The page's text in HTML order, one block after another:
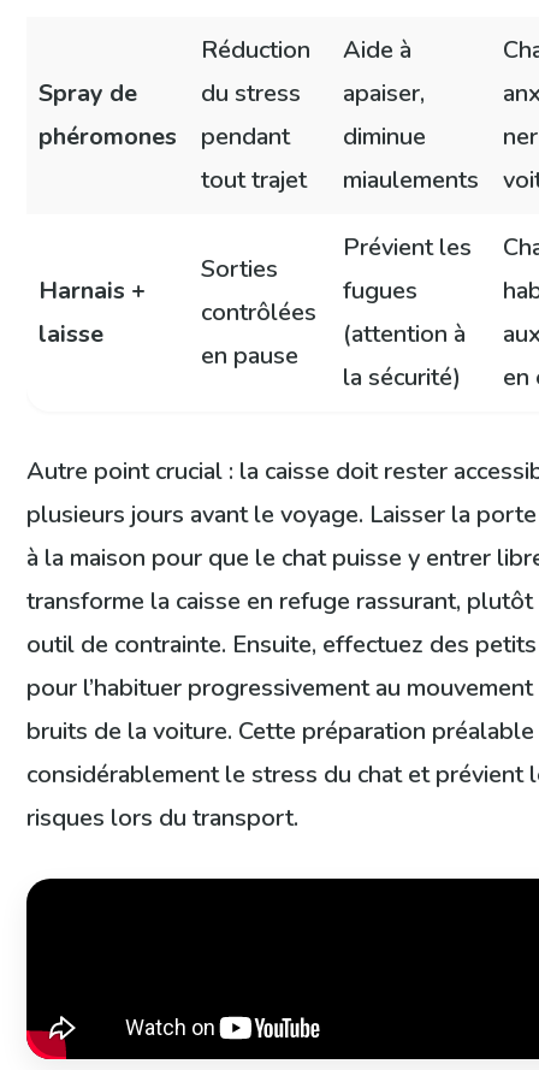
Spray de
phéromones
Réduction
du stress
pendant
tout trajet
Aide à
apaiser,
diminue
miaulements
Harnais +
laisse
Sorties
contrôlées
en pause
Prévient les
fugues
(attention à
la sécurité)
en
Autre point crucial : la caisse doit rester
plusieurs jours avant le voyage. Laisser la
à la maison pour que le chat puisse y entrer
transforme la caisse en refuge rassurant, plutôt
outil de contrainte. Ensuite, effectuez des
pour l’habituer progressivement au
bruits de la voiture. Cette préparation
considérablement le stress du chat et prévient
risques lors du transport.